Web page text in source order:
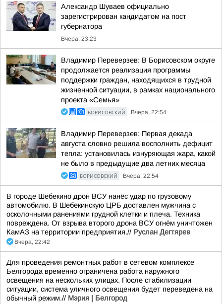
Александр Шуваев официально
зарегистрирован кандидатом на пост
губернатора
Вчера, 23:23
Владимир Переверзев: В Борисовском округе
продолжается реализация программы
поддержки граждан, находящихся в трудной
жизненной ситуации, в рамках национального
проекта «Семья»
БОРИСОВСКИЙ Вчера, 22:54
Владимир Переверзев: Первая декада
августа словно решила восполнить дефицит
тепла: установилась изнуряющая жара, какой
не было в предыдущие два летних месяца
БОРИСОВСКИЙ Вчера, 22:54
В городе Шебекино дрон ВСУ нанёс удар по грузовому
автомобилю. В Шебекинскую ЦРБ доставлен мужчина с
осколочными ранениями грудной клетки и плеча. Техника
повреждена. От взрыва второго дрона ВСУ огнём уничтожен
КамАЗ на территории предприятия.// Руслан Дегтярев
Вчера, 22:42
Для проведения ремонтных работ в сетевом комплексе
Белгорода временно ограничена работа наружного
освещения на нескольких улицах. После стабилизации
ситуации, система уличного освещения будет переведена на
обычный режим.// Мэрия | Белгород